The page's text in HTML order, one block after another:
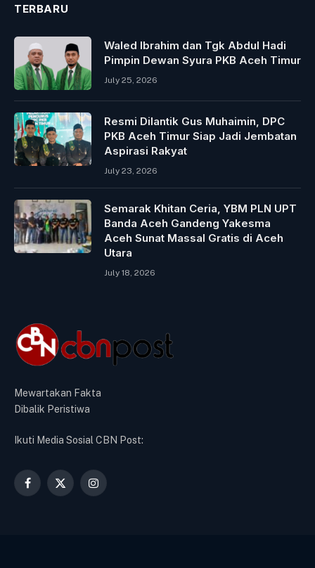
TERBARU
Waled Ibrahim dan Tgk Abdul Hadi
Pimpin Dewan Syura PKB Aceh Timur
July 25, 2026
Resmi Dilantik Gus Muhaimin, DPC
PKB Aceh Timur Siap Jadi Jembatan
Aspirasi Rakyat
July 23, 2026
Semarak Khitan Ceria, YBM PLN UPT
Banda Aceh Gandeng Yakesma
Aceh Sunat Massal Gratis di Aceh
Utara
July 18, 2026
Mewartakan Fakta
Dibalik Peristiwa
Ikuti Media Sosial CBN Post:
Facebook
X
Instagram